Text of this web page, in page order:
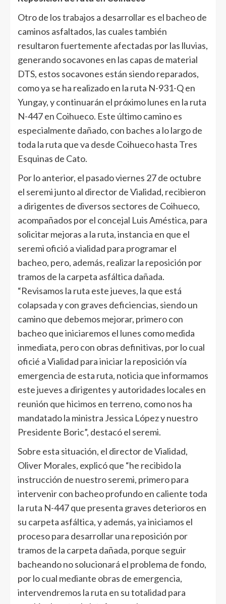
Otro de los trabajos a desarrollar es el bacheo de
caminos asfaltados, las cuales también
resultaron fuertemente afectadas por las lluvias,
generando socavones en las capas de material
DTS, estos socavones están siendo reparados,
como ya se ha realizado en la ruta N-931-Q en
Yungay, y continuarán el próximo lunes en la ruta
N-447 en Coihueco. Este último camino es
especialmente dañado, con baches a lo largo de
toda la ruta que va desde Coihueco hasta Tres
Esquinas de Cato.
Por lo anterior, el pasado viernes 27 de octubre
el seremi junto al director de Vialidad, recibieron
a dirigentes de diversos sectores de Coihueco,
acompañados por el concejal Luis Améstica, para
solicitar mejoras a la ruta, instancia en que el
seremi ofició a vialidad para programar el
bacheo, pero, además, realizar la reposición por
tramos de la carpeta asfáltica dañada.
“Revisamos la ruta este jueves, la que está
colapsada y con graves deficiencias, siendo un
camino que debemos mejorar, primero con
bacheo que iniciaremos el lunes como medida
inmediata, pero con obras definitivas, por lo cual
oficié a Vialidad para iniciar la reposición vía
emergencia de esta ruta, noticia que informamos
este jueves a dirigentes y autoridades locales en
reunión que hicimos en terreno, como nos ha
mandatado la ministra Jessica López y nuestro
Presidente Boric”, destacó el seremi.
Sobre esta situación, el director de Vialidad,
Oliver Morales, explicó que “he recibido la
instrucción de nuestro seremi, primero para
intervenir con bacheo profundo en caliente toda
la ruta N-447 que presenta graves deterioros en
su carpeta asfáltica, y además, ya iniciamos el
proceso para desarrollar una reposición por
tramos de la carpeta dañada, porque seguir
bacheando no solucionará el problema de fondo,
por lo cual mediante obras de emergencia,
intervendremos la ruta en su totalidad para